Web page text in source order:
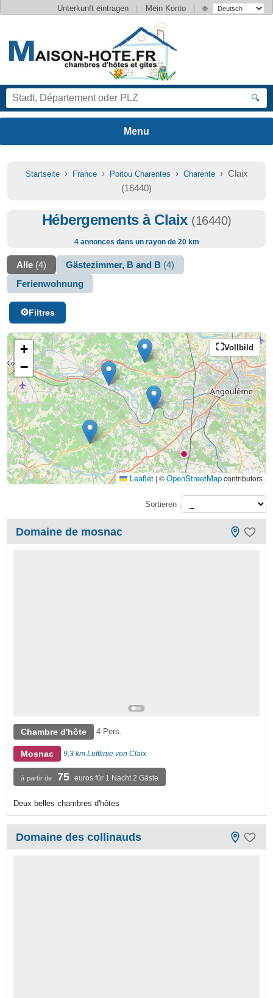
Unterkunft eintragen | Mein Konto | 🌐
🔍
Startseite› France› Poitou Charentes › Charente› Claix
(16440)
Hébergements à Claix (16440)
4 annonces dans un rayon de 20 km
Alle (4) Gästezimmer, B and B (4)
Ferienwohnung
Filtres
Vollbild
+
−
Leaflet | ©OpenStreetMapcontributors
Sortieren :
Domaine de mosnac
Chambre d'hôte 4 Pers.
Mosnac 9,3 km Luftlinie von Claix
à partir de 75 euros für 1 Nacht 2 Gäste
Deux belles chambres d'hôtes
Domaine des collinauds